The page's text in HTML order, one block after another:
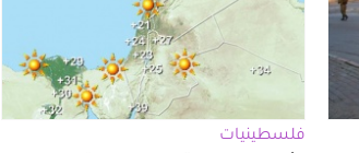
فلسطينيات